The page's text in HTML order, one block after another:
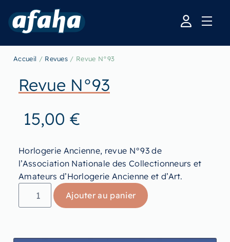
Accueil / Revues / Revue N°93
Revue N°93
15,00 €
Horlogerie Ancienne, revue N°93 de
l’Association Nationale des Collectionneurs et
Amateurs d’Horlogerie Ancienne et d’Art.
Ajouter au panier